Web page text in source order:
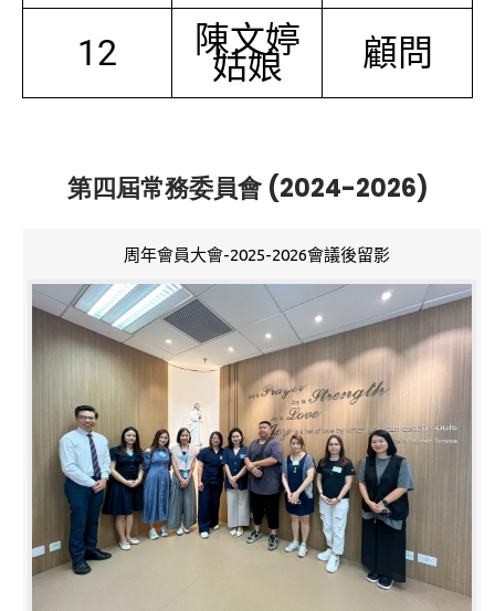
12 陳文婷
姑娘 顧問
第四屆常務委員會 (2024-2026)
周年會員大會-2025-2026會議後留影